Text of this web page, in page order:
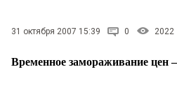
31 октября 2007 15:39 0 2022
Временное замораживание цен